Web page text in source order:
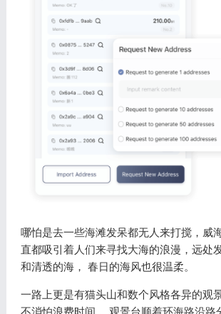
哪怕是去一些海滩发呆都无人来打搅，威
直都吸引着人们来寻找大海的浪漫，远处
和清透的海， 春日的海风也很温柔。
一路上更是有猫头山和数个风格各异的观
不消怕浪费时间， 观景台顺着环海路沿路